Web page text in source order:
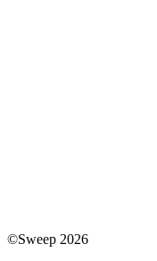
©Sweep 2026